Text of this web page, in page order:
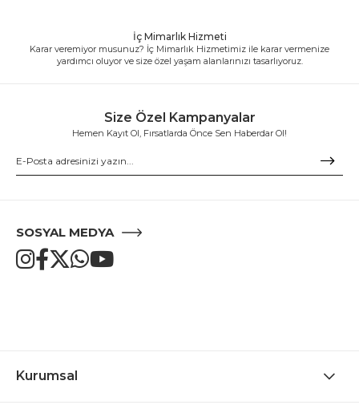
İç Mimarlık Hizmeti
Karar veremiyor musunuz? İç Mimarlık Hizmetimiz ile karar vermenize
yardımcı oluyor ve size özel yaşam alanlarınızı tasarlıyoruz.
Size Özel Kampanyalar
Hemen Kayıt Ol, Fırsatlarda Önce Sen Haberdar Ol!
SOSYAL MEDYA
Kurumsal